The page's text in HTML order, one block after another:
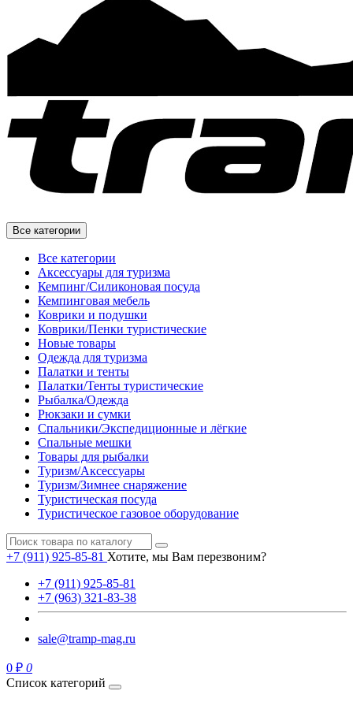
Все категории
Все категории
Аксессуары для туризма
Кемпинг/Силиконовая посуда
Кемпинговая мебель
Коврики и подушки
Коврики/Пенки туристические
Новые товары
Одежда для туризма
Палатки и тенты
Палатки/Тенты туристические
Рыбалка/Одежда
Рюкзаки и сумки
Спальники/Экспедиционные и лёгкие
Спальные мешки
Товары для рыбалки
Туризм/Аксессуары
Туризм/Зимнее снаряжение
Туристическая посуда
Туристическое газовое оборудование
+7 (911) 925-85-81 Хотите, мы Вам перезвоним?
+7 (911) 925-85-81
+7 (963) 321-83-38
sale@tramp-mag.ru
0 ₽ 0
Список категорий